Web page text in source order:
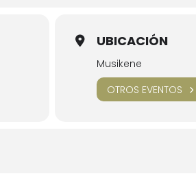
UBICACIÓN
Musikene
OTROS EVENTOS